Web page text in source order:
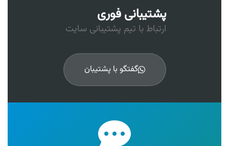
پشتیبانی فوری
ارتباط با تیم پشتیبانی سایت
گفتگو با پشتیبان